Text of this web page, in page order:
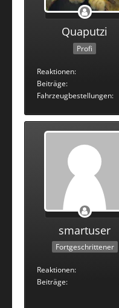
Quaputzi
Profi
Reaktionen
Beiträge
Fahrzeugbestellungen
smartuser
Fortgeschrittener
Reaktionen
Beiträge